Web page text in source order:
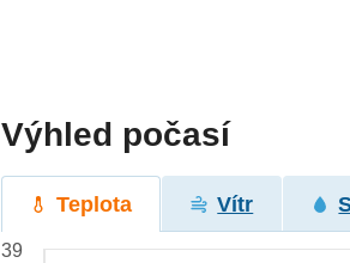
Výhled počasí
Teplota Vítr
39